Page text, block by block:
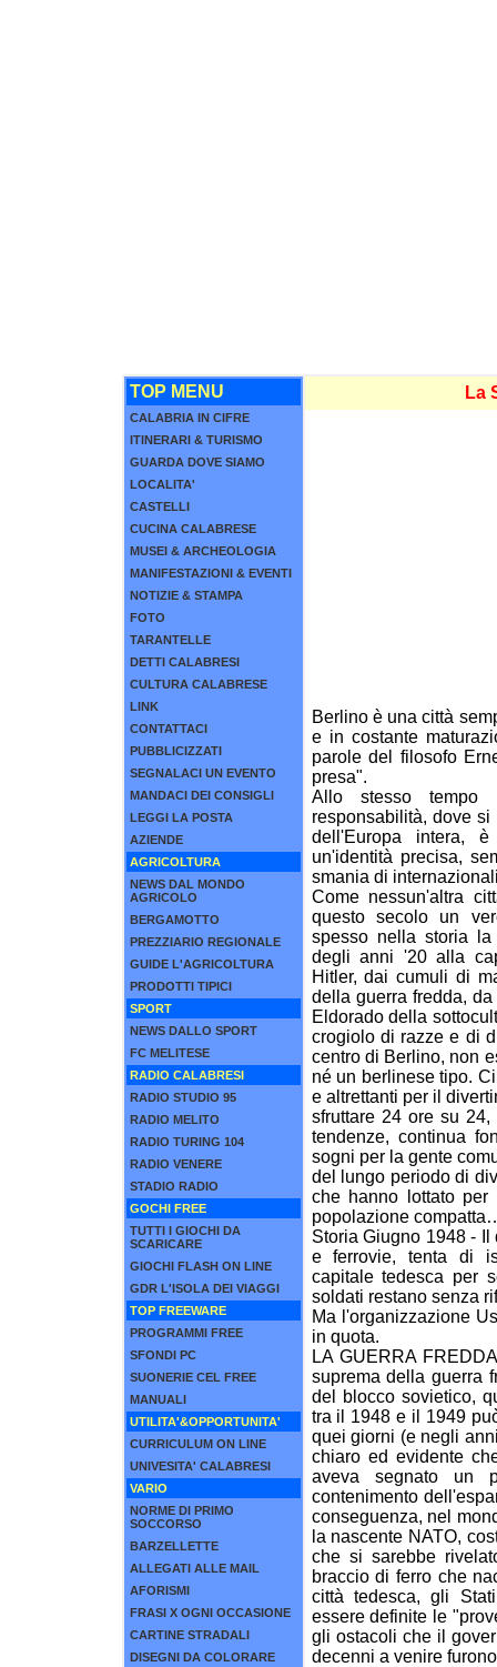
TOP MENU
CALABRIA IN CIFRE
ITINERARI & TURISMO
GUARDA DOVE SIAMO
LOCALITA'
CASTELLI
CUCINA CALABRESE
MUSEI & ARCHEOLOGIA
MANIFESTAZIONI & EVENTI
NOTIZIE & STAMPA
FOTO
TARANTELLE
DETTI CALABRESI
CULTURA CALABRESE
LINK
CONTATTACI
PUBBLICIZZATI
SEGNALACI UN EVENTO
MANDACI DEI CONSIGLI
LEGGI LA POSTA
AZIENDE
AGRICOLTURA
NEWS DAL MONDO
AGRICOLO
BERGAMOTTO
PREZZIARIO REGIONALE
GUIDE L'AGRICOLTURA
PRODOTTI TIPICI
SPORT
NEWS DALLO SPORT
FC MELITESE
RADIO CALABRESI
RADIO STUDIO 95
RADIO MELITO
RADIO TURING 104
RADIO VENERE
STADIO RADIO
GOCHI FREE
TUTTI I GIOCHI DA
SCARICARE
GIOCHI FLASH ON LINE
GDR L'ISOLA DEI VIAGGI
TOP FREEWARE
PROGRAMMI FREE
SFONDI PC
SUONERIE CEL FREE
MANUALI
UTILITA'&OPPORTUNITA'
CURRICULUM ON LINE
UNIVESITA' CALABRESI
VARIO
NORME DI PRIMO
SOCCORSO
BARZELLETTE
ALLEGATI ALLE MAIL
AFORISMI
FRASI X OGNI OCCASIONE
CARTINE STRADALI
DISEGNI DA COLORARE
La
Berlino è una città
e in costante
parole del filosofo
presa".
Allo stesso
responsabilità, dove
dell'Europa intera,
un'identità precisa,
smania di
Come nessun'altra
questo secolo un
spesso nella storia
degli anni '20 alla
Hitler, dai cumuli di
della guerra fredda,
Eldorado della
crogiolo di razze e di
centro di Berlino, non
né un berlinese tipo.
e altrettanti per il
sfruttare 24 ore su
tendenze, continua
sogni per la gente
del lungo periodo di
che hanno lottato per
popolazione
Storia Giugno 1948 -
e ferrovie, tenta di
capitale tedesca per
soldati restano senza
Ma l'organizzazione
in quota.
LA GUERRA
suprema della guerra
del blocco sovietico,
tra il 1948 e il 1949
quei giorni (e negli
chiaro ed evidente
aveva segnato un
contenimento
conseguenza, nel
la nascente NATO,
che si sarebbe
braccio di ferro che
città tedesca, gli
essere definite le
gli ostacoli che il
decenni a venire